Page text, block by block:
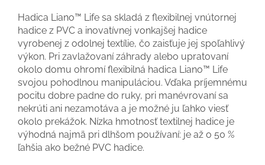
Hadica Liano™ Life sa skladá z flexibilnej vnútornej
hadice z PVC a inovatívnej vonkajšej hadice
vyrobenej z odolnej textílie, čo zaisťuje jej spoľahlivý
výkon. Pri zavlažovaní záhrady alebo upratovaní
okolo domu ohromí flexibilná hadica Liano™ Life
svojou pohodlnou manipuláciou. Vďaka príjemnému
pocitu dobre padne do ruky, pri manévrovaní sa
nekrúti ani nezamotáva a je možné ju ľahko viesť
okolo prekážok. Nízka hmotnosť textilnej hadice je
výhodná najmä pri dlhšom používaní: je až o 50 %
ľahšia ako bežné PVC hadice.